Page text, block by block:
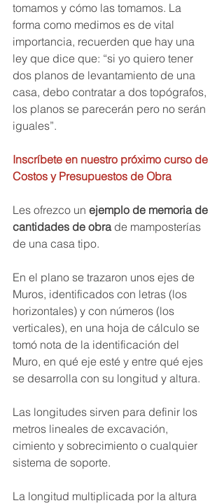
tomamos y cómo las tomamos. La
forma como medimos es de vital
importancia, recuerden que hay una
ley que dice que: “si yo quiero tener
dos planos de levantamiento de una
casa, debo contratar a dos topógrafos,
los planos se parecerán pero no serán
iguales”.
Inscríbete en nuestro próximo curso de
Costos y Presupuestos de Obra
Les ofrezco un ejemplo de memoria de
cantidades de obra de mamposterías
de una casa tipo.
En el plano se trazaron unos ejes de
Muros, identificados con letras (los
horizontales) y con números (los
verticales), en una hoja de cálculo se
tomó nota de la identificación del
Muro, en qué eje esté y entre qué ejes
se desarrolla con su longitud y altura.
Las longitudes sirven para definir los
metros lineales de excavación,
cimiento y sobrecimiento o cualquier
sistema de soporte.
La longitud multiplicada por la altura